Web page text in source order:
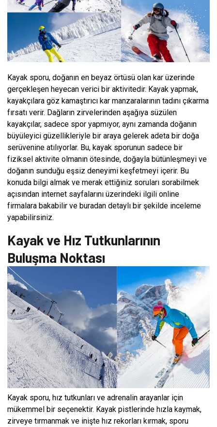
Kayak sporu, doğanın en beyaz örtüsü olan kar üzerinde
gerçekleşen heyecan verici bir aktivitedir. Kayak yapmak,
kayakçılara göz kamaştırıcı kar manzaralarının tadını çıkarma
fırsatı verir. Dağların zirvelerinden aşağıya süzülen
kayakçılar, sadece spor yapmıyor, aynı zamanda doğanın
büyüleyici güzellikleriyle bir araya gelerek adeta bir doğa
serüvenine atılıyorlar. Bu, kayak sporunun sadece bir
fiziksel aktivite olmanın ötesinde, doğayla bütünleşmeyi ve
doğanın sunduğu eşsiz deneyimi keşfetmeyi içerir. Bu
konuda bilgi almak ve merak ettiğiniz soruları sorabilmek
açısından internet sayfalarını üzerindeki ilgili online
firmalara bakabilir ve buradan detaylı bir şekilde inceleme
yapabilirsiniz.
Kayak ve Hız Tutkunlarının
Buluşma Noktası
Kayak sporu, hız tutkunları ve adrenalin arayanlar için
mükemmel bir seçenektir. Kayak pistlerinde hızla kaymak,
zirveye tırmanmak ve inişte hız rekorları kırmak, sporu